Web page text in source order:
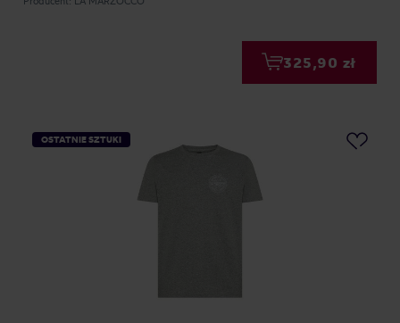
325,90 zł
OSTATNIE SZTUKI